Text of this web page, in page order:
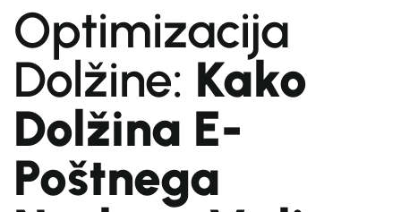
Optimizacija
Dolžine: Kako
Dolžina E-
Poštnega